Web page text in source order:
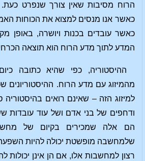
הרוח מסיבות שאין צורך שנפרט
כאשר אנו מנסים למצוא את הכוחות
כאשר עובדים בכנות ויושרה, באופן
המדע לתוך מדע הרוח הוא תוצאה
ההיסטוריה, כפי שהיא כתובה
מהמיזוג עם מדע הרוח.
למיזוג הזה – שאינם רואים
ודחפים של בני אדם ושל עוד עובדות
הם אלה שמכירים בקיום של
שלמחשבה מופשטת יכולה להיות
רצון למחשבות אלו, אם הן אינן יכולות